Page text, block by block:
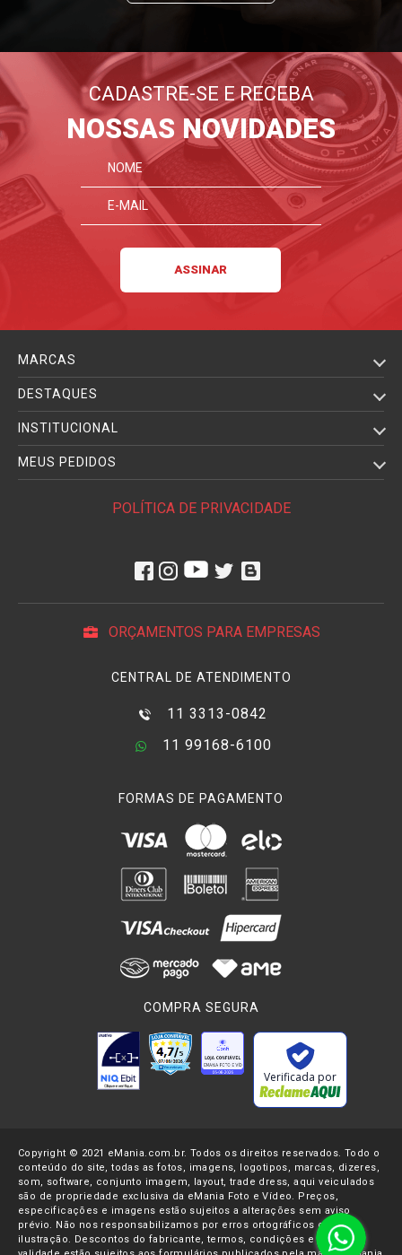
CADASTRE-SE E RECEBA
NOSSAS NOVIDADES
MARCAS
DESTAQUES
INSTITUCIONAL
MEUS PEDIDOS
POLÍTICA DE PRIVACIDADE
ORÇAMENTOS PARA EMPRESAS
CENTRAL DE ATENDIMENTO
11 3313-0842
11 99168-6100
FORMAS DE PAGAMENTO
COMPRA SEGURA
Verificada por
Copyright © 2021 eMania.com.br. Todos os direitos reservados. Todo o
conteúdo do site, todas as fotos, imagens, logotipos, marcas, dizeres,
som, software, conjunto imagem, layout, trade dress, aqui veiculados
são de propriedade exclusiva da eMania Foto e Vídeo. Preços,
especificações e imagens estão sujeitos a alterações sem aviso
prévio. Não nos responsabilizamos por erros ortográficos ou de
ilustração. Descontos do fabricante, termos, condições e datas de